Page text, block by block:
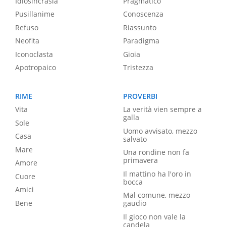
Pusillanime
Refuso
Neofita
Iconoclasta
Apotropaico
Conoscenza
Riassunto
Paradigma
Gioia
Tristezza
RIME
Vita
Sole
Casa
Mare
Amore
Cuore
Amici
Bene
PROVERBI
La verità vien sempre a
galla
Uomo avvisato, mezzo
salvato
Una rondine non fa
primavera
Il mattino ha l'oro in
bocca
Mal comune, mezzo
gaudio
Il gioco non vale la
candela